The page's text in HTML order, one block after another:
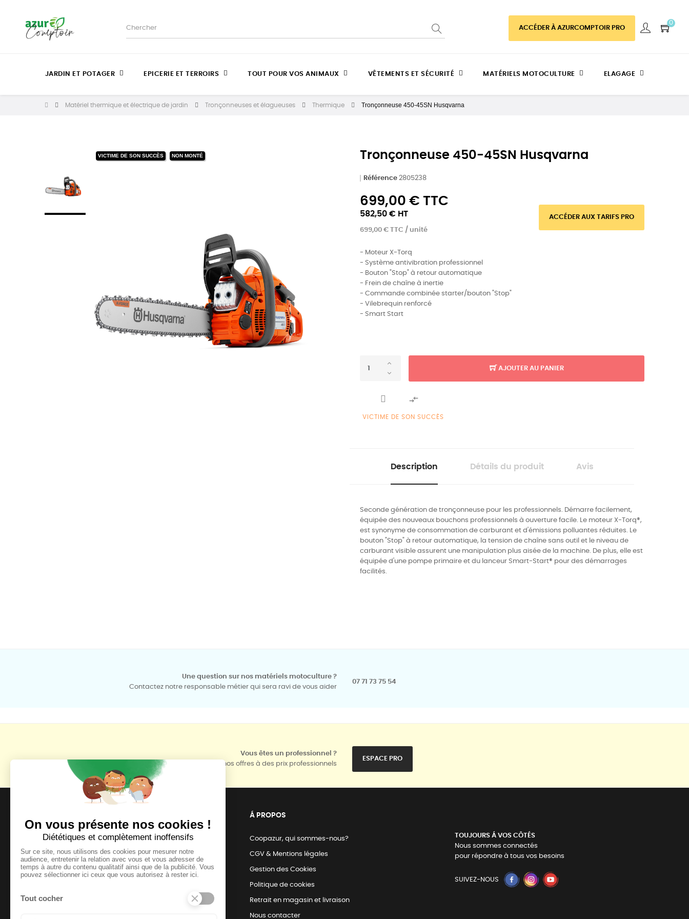
ACCÉDER À AZURCOMPTOIR PRO
0
JARDIN ET POTAGER EPICERIE ET TERROIRS TOUT POUR VOS ANIMAUX VÊTEMENTS ET SÉCURITÉ MATÉRIELS MOTOCULTURE ELAGAGE
Matériel thermique et électrique de jardin Tronçonneuses et élagueuses Thermique Tronçonneuse 450-45SN Husqvarna
VICTIME DE SON SUCCÈS NON MONTÉ Tronçonneuse 450-45SN Husqvarna
Référence 2805238
699,00 € TTC
582,50 € HT
699,00 € TTC / unité
ACCÉDER AUX TARIFS PRO
- Moteur X-Torq
- Système antivibration professionnel
- Bouton "Stop" à retour automatique
- Frein de chaîne à inertie
- Commande combinée starter/bouton "Stop"
- Vilebrequin renforcé
- Smart Start
AJOUTER AU PANIER

VICTIME DE SON SUCCÈS
Description Détails du produit Avis
Seconde génération de tronçonneuse pour les professionnels. Démarre facilement,
équipée des nouveaux bouchons professionnels à ouverture facile. Le moteur X-Torq®,
est synonyme de consommation de carburant et d'émissions polluantes réduites. Le
bouton "Stop" à retour automatique, la tension de chaîne sans outil et le niveau de
carburant visible assurent une manipulation plus aisée de la machine. De plus, elle est
équipée d'une pompe primaire et du lanceur Smart-Start® pour des démarrages
facilités.
Une question sur nos matériels motoculture ?
Contactez notre responsable métier qui sera ravi de vous aider
07 71 73 75 54
Vous êtes un professionnel ?
Retrouvez toutes nos offres à des prix professionnels
ESPACE PRO
Á PROPOS
Coopazur, qui sommes-nous?
CGV & Mentions légales
Gestion des Cookies
Politique de cookies
Retrait en magasin et livraison
Nous contacter
TOUJOURS Á VOS CÔTÉS
Nous sommes connectés
pour répondre à tous vos besoins
SUIVEZ-NOUS